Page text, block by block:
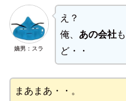
嫡男：スラ
え？
俺、 あの会社も
ど・・
まあまあ・・。